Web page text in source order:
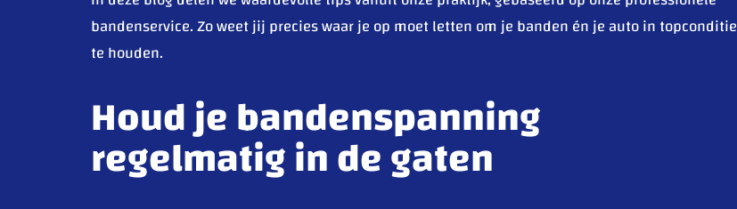
bandenservice. Zo weet jij precies waar je op moet letten om je banden én je auto in topconditie
te houden.
Houd je bandenspanning
regelmatig in de gaten